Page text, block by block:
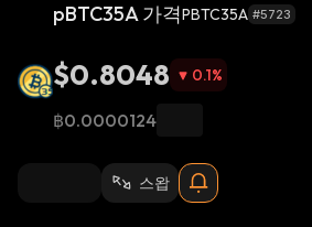
pBTC35A 가격PBTC35A #5723
$0.8048 0.1%
฿0.0000124
스왑